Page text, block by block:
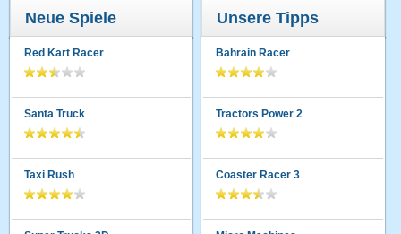
Neue Spiele
Red Kart Racer
Santa Truck
Taxi Rush
Unsere Tipps
Bahrain Racer
Tractors Power 2
Coaster Racer 3